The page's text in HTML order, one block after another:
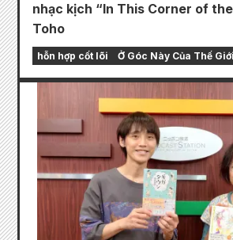
nhạc kịch “In This Corner of
Toho
hỗn hợp cốt lõi Ở Góc Này Của Thế Giới